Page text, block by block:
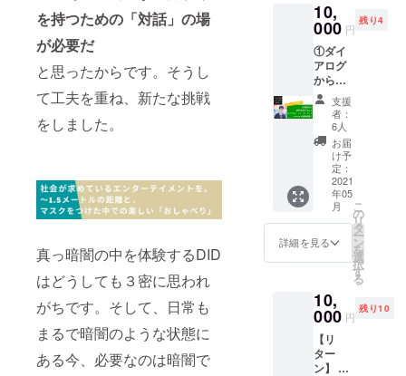
を持つための「対話」の場
が必要だ
と思ったからです。そうし
て工夫を重ね、新たな挑戦
をしました。
真っ暗闇の中を体験するDID
はどうしても３密に思われ
がちです。そして、日常も
まるで暗闇のような状態に
ある今、必要なのは暗闇で
の対
話」
へ。幾
多の困
難を乗
り越え
てきた
二十数
年の軌
跡。(講
談社現
代新書)
をもと
にデザ
インし
てくだ
さった
もので
す。日
本のダ
イアロ
グ・イ
ン・
ザ・
ダーク
のロゴ
そのま
まのカ
ラーリ
ング！
フも着
用、着
心地が
良く、
度重な
る洗濯
とって
もキレ
イで
す。 カ
ラー｜
クリア
サイ
ズ・重
量｜
φ84×9
1mm・
295ml
素材｜
ソーダ
｜日本
ゼハン
カチ。
50cm×
50cmの
大判サ
イズで
お弁当
包みと
しても
使えま
す。イ
ラスト
は門秀
彦さ
ん。 サ
重量｜
50cm×
綿100%
原産国
｜日
本 ＝
＝＝＝
のオリ
ジナル
クスに
大切に
お入れ
し、お
届けし
ます。
＝＝＝
＝＝＝
＝＝＝
＝＝＝
＝＝＝
＝＝＝
漆器
「めぐ
トー
リー
https://
meguru
-
ジアム
「対話
の森」
にて開
催いた
しま
す。ダ
イアロ
グ・イ
ン・サ
イレン
スもし
くは
ダーク
の ご希
望をお
選びく
※日程は
ドファ
ンディ
了後、
事務局
イン・
ザ・
ダーク
を体
験！ 美
容業界
大手初
の女性
社長
で、
ジェン
ダー
ギャッ
プやダ
イバー
シティ&
インク
り組ま
れてい
る株式
会社
ポーラ
代表取
10,
000 円
残り4
①ダイ
アログ
からの
お礼の
メッ
セージ
②新聞
記者・
望月衣
塑子さ
んとダ
イアロ
グ・イ
ン・
ザ・
ダーク
験！ 難
民問題
やハラ
スメン
ト問題
など弱
支援
者：
6人
お届
け予
定：
2021
年05
月
詳細を見る
こ
の
リ
タ
ー
ン
を
選
択
す
る
10,
000 円
残り10
【リ
ター
ン】 ①